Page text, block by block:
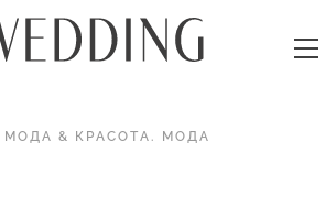
МОДА & КРАСОТА. МОДА